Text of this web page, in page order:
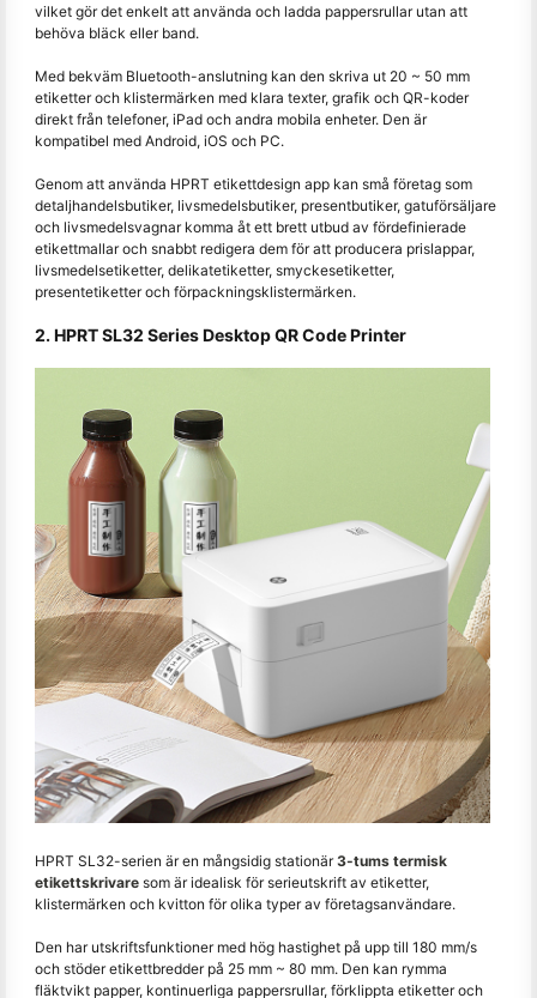
vilket gör det enkelt att använda och ladda pappersrullar utan att
behöva bläck eller band.
Med bekväm Bluetooth-anslutning kan den skriva ut 20 ~ 50 mm
etiketter och klistermärken med klara texter, grafik och QR-koder
direkt från telefoner, iPad och andra mobila enheter. Den är
kompatibel med Android, iOS och PC.
Genom att använda HPRT etikettdesign app kan små företag som
detaljhandelsbutiker, livsmedelsbutiker, presentbutiker, gatuförsäljare
och livsmedelsvagnar komma åt ett brett utbud av fördefinierade
etikettmallar och snabbt redigera dem för att producera prislappar,
livsmedelsetiketter, delikatetiketter, smyckesetiketter,
presentetiketter och förpackningsklistermärken.
2. HPRT SL32 Series Desktop QR Code Printer
HPRT SL32-serien är en mångsidig stationär3-tums termisk
etikettskrivare som är idealisk för serieutskrift av etiketter,
klistermärken och kvitton för olika typer av företagsanvändare.
Den har utskriftsfunktioner med hög hastighet på upp till 180 mm/s
och stöder etikettbredder på 25 mm ~ 80 mm. Den kan rymma
fläktvikt papper, kontinuerliga pappersrullar, förklippta etiketter och